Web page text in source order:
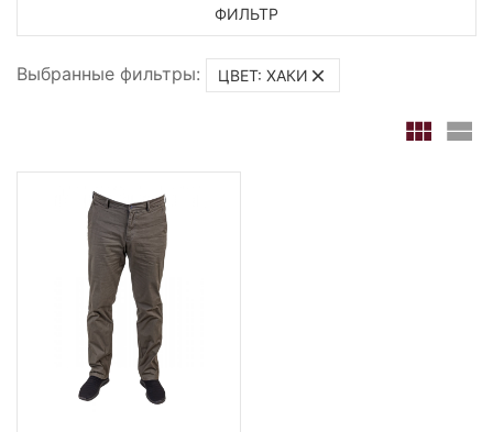
ФИЛЬТР
Выбранные фильтры: ЦВЕТ: ХАКИ